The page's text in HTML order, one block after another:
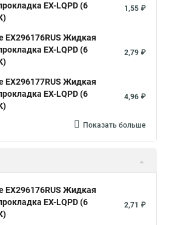
EX-LQPD (6
1,55 ₽
EX296176RUS Жидкая
EX-LQPD (6
2,79 ₽
EX296177RUS Жидкая
EX-LQPD (6
4,96 ₽
Показать больше
EX296176RUS Жидкая
EX-LQPD (6
2,71 ₽